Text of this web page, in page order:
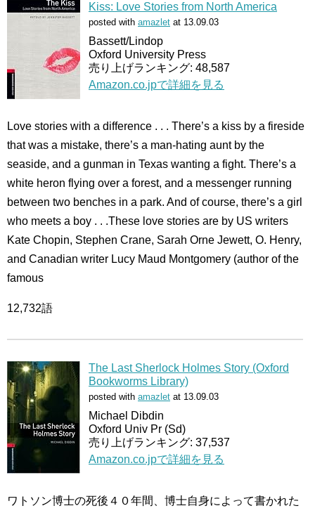
Kiss: Love Stories from North America
posted with amazlet at 13.09.03
Bassett/Lindop
Oxford University Press
売り上げランキング: 48,587
Amazon.co.jpで詳細を見る
Love stories with a difference . . . There’s a kiss by a fireside
that was a mistake, there’s a man-hating aunt by the
seaside, and a gunman in Texas wanting a fight. There’s a
white heron flying over a forest, and a messenger running
between two benches in a park. And of course, there’s a girl
who meets a boy . . .These love stories are by US writers
Kate Chopin, Stephen Crane, Sarah Orne Jewett, O. Henry,
and Canadian writer Lucy Maud Montgomery (author of the
famous
12,732語
The Last Sherlock Holmes Story (Oxford
Bookworms Library)
posted with amazlet at 13.09.03
Michael Dibdin
Oxford Univ Pr (Sd)
売り上げランキング: 37,537
Amazon.co.jpで詳細を見る
ワトソン博士の死後４０年間、博士自身によって書かれた